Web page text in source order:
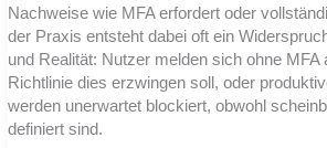
Nachweise wie MFA erfordert oder
der Praxis entsteht dabei oft ein
und Realität: Nutzer melden sich ohne MFA
Richtlinie dies erzwingen soll, oder
werden unerwartet blockiert, obwohl
definiert sind.